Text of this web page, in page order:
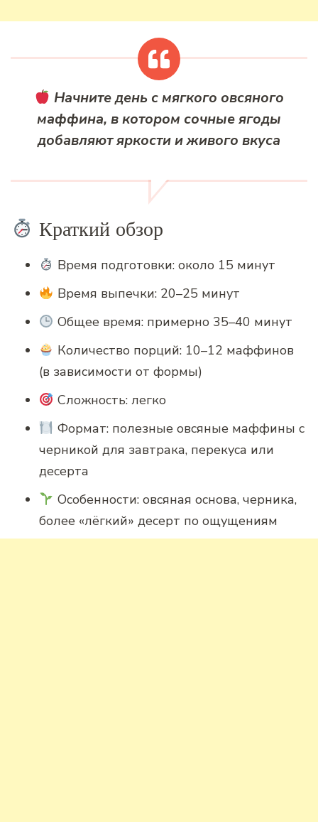
Начните день с мягкого овсяного
маффина, в котором сочные ягоды
добавляют яркости и живого вкуса
Краткий обзор
Время подготовки: около 15 минут
Время выпечки: 20–25 минут
Общее время: примерно 35–40 минут
Количество порций: 10–12 маффинов
(в зависимости от формы)
Сложность: легко
Формат: полезные овсяные маффины с
черникой для завтрака, перекуса или
десерта
Особенности: овсяная основа, черника,
более «лёгкий» десерт по ощущениям